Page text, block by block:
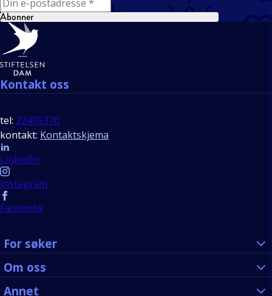
Abonner
Bunntekst
Kontakt oss
tel: 22405370
kontakt: Kontaktskjema
Follow us
LinkedIn
Instagram
Facebook
For søker
Om oss
Annet